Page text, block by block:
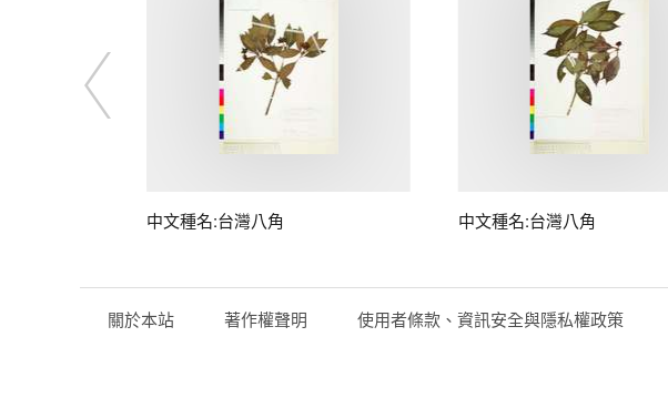
中文種名:台灣八角 中文種名:台灣八角
關於本站 著作權聲明 使用者條款、資訊安全與隱私權政策